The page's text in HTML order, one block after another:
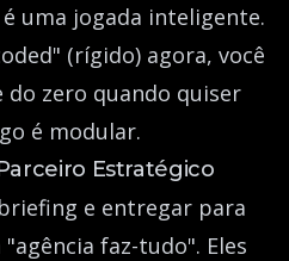
uma jogada inteligente.
(rígido) agora, você
zero quando quiser
é modular.
Estratégico
e entregar para
faz-tudo". Eles